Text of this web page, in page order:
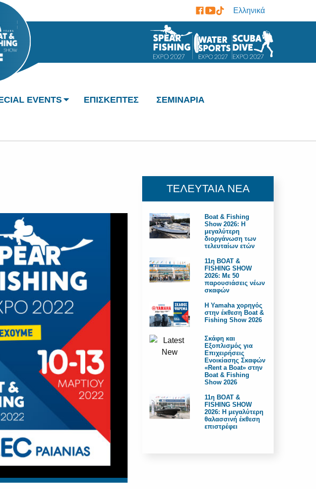
Ελληνικά
EVENTS ΕΠΙΣΚΕΠΤΕΣ ΣΕΜΙΝΑΡΙΑ
ΤΕΛΕΥΤΑΙΑ ΝΕΑ
Boat & Fishing
Show 2026: Η
μεγαλύτερη
διοργάνωση των
τελευταίων ετών
11η BOAT &
FISHING SHOW
2026: Με 50
παρουσιάσεις νέων
σκαφών
H Yamaha χορηγός
στην έκθεση Boat &
Fishing Show 2026
Σκάφη και
Εξοπλισμός για
Επιχειρήσεις
Ενοικίασης Σκαφών
«Rent a Boat» στην
Boat & Fishing
Show 2026
11η BOAT &
FISHING SHOW
2026: Η μεγαλύτερη
θαλασσινή έκθεση
επιστρέφει